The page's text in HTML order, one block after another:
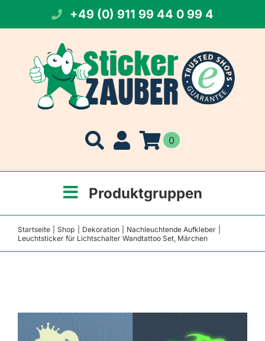
springen
+49 (0) 911 99 44 0 99 4
0
Produktgruppen
Startseite Shop Dekoration
Nachleuchtende Aufkleber
Leuchtsticker für Lichtschalter Wandtattoo Set, Märchen